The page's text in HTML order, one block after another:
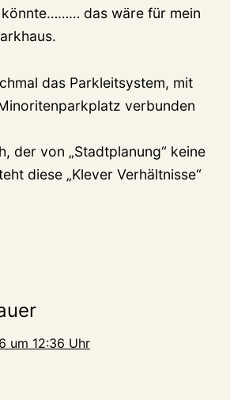
das wäre für mein
das Parkleitsystem, mit
verbunden
der von „Stadtplanung“ keine
diese „Klever Verhältnisse“
um 12:36 Uhr